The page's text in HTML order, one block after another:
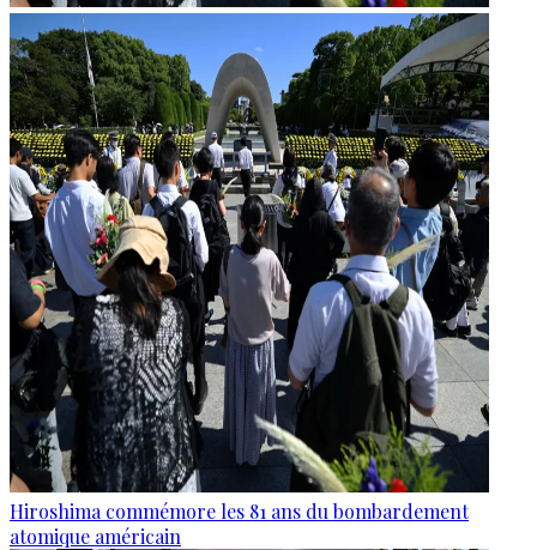
Hiroshima commémore les 81 ans du bombardement
atomique américain